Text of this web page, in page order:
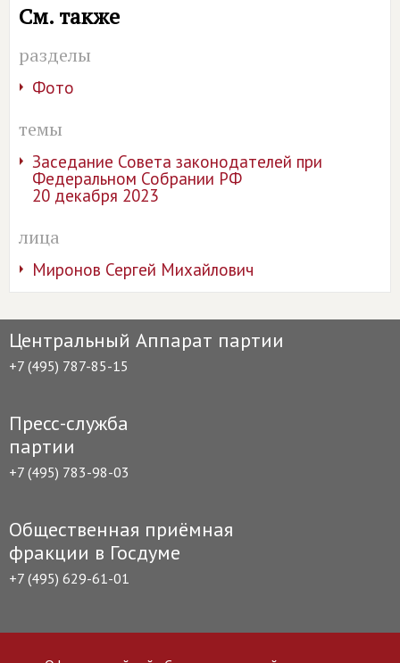
См. также
разделы
Фото
темы
Заседание Совета законодателей при
Федеральном Собрании РФ
20 декабря 2023
лица
Миронов Сергей Михайлович
Центральный Аппарат партии
+7 (495) 787-85-15
Пресс-служба
партии
+7 (495) 783-98-03
Общественная приёмная
фракции в Госдуме
+7 (495) 629-61-01